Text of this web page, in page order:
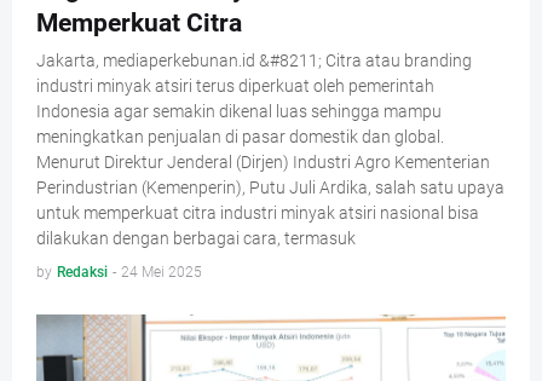
Memperkuat Citra
Jakarta, mediaperkebunan.id &#8211; Citra atau branding
industri minyak atsiri terus diperkuat oleh pemerintah
Indonesia agar semakin dikenal luas sehingga mampu
meningkatkan penjualan di pasar domestik dan global.
Menurut Direktur Jenderal (Dirjen) Industri Agro Kementerian
Perindustrian (Kemenperin), Putu Juli Ardika, salah satu upaya
untuk memperkuat citra industri minyak atsiri nasional bisa
dilakukan dengan berbagai cara, termasuk
by Redaksi - 24 Mei 2025